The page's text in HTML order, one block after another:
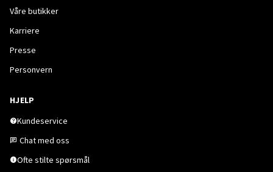
Våre butikker
Karriere
Presse
Personvern
HJELP
Kundeservice
Chat med oss
Ofte stilte spørsmål